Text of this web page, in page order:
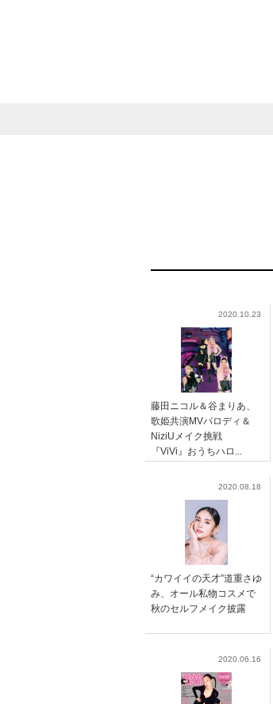
2020.10.23
藤田ニコル＆谷まりあ、
歌姫共演MVパロディ＆
NiziUメイク挑戦
『ViVi』おうちハロ...
2020.08.18
“カワイイの天才”道重さゆ
み、オール私物コスメで
秋のセルフメイク披露
2020.06.16